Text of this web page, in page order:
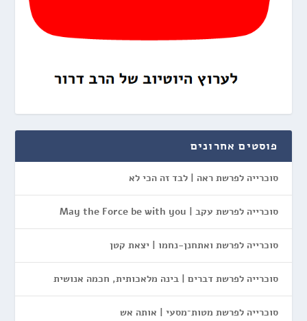
פוסטים אחרונים
סוכרייה לפרשת ראה | לבד זה הכי לא
סוכרייה לפרשת עקב | May the Force be with you
סוכרייה לפרשת ואתחנן-נחמו | יצאת קטן
סוכרייה לפרשת דברים | בינה מלאכותית, חכמה אנושית
סוכרייה לפרשת מטות־מסעי | אותה אש